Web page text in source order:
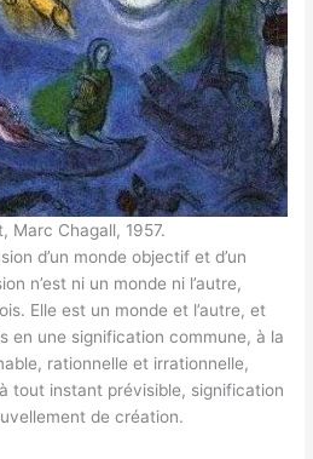
Marc Chagall, 1957.
d’un monde objectif et d’un
n’est ni un monde ni l’autre,
Elle est un monde et l’autre, et
en une signification commune, à la
rationnelle et irrationnelle,
tout instant prévisible, signification
de création.